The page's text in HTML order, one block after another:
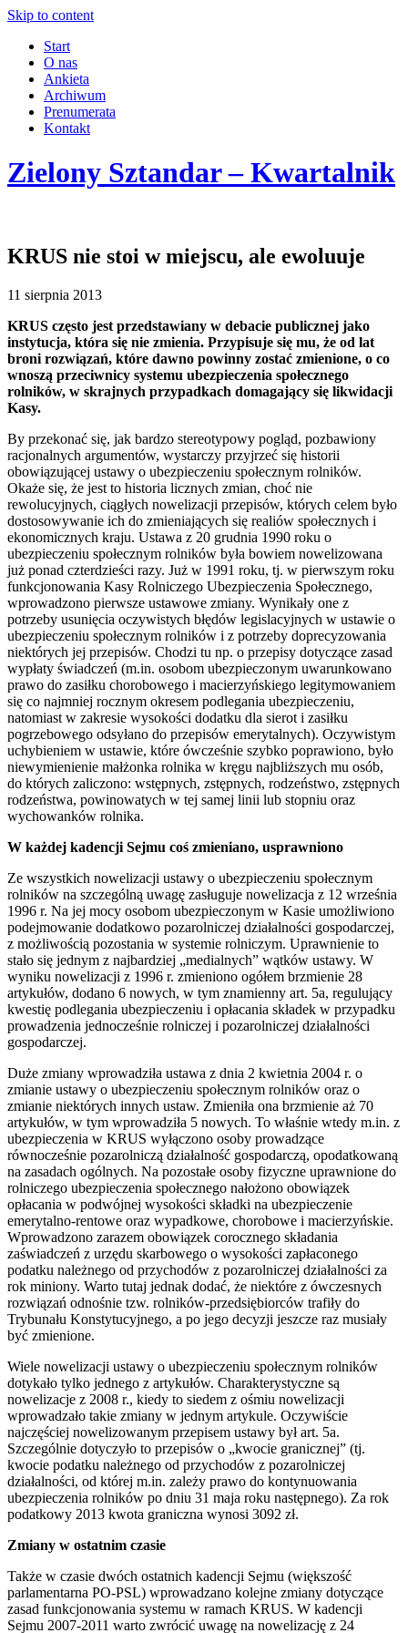
Skip to content
Start
O nas
Ankieta
Archiwum
Prenumerata
Kontakt
Zielony Sztandar – Kwartalnik
KRUS nie stoi w miejscu, ale ewoluuje
11 sierpnia 2013
KRUS często jest przedstawiany w debacie publicznej jako
instytucja, która się nie zmienia. Przypisuje się mu, że od lat
broni rozwiązań, które dawno powinny zostać zmienione, o co
wnoszą przeciwnicy systemu ubezpieczenia społecznego
rolników, w skrajnych przypadkach domagający się likwidacji
Kasy.
By przekonać się, jak bardzo stereotypowy pogląd, pozbawiony
racjonalnych argumentów, wystarczy przyjrzeć się historii
obowiązującej ustawy o ubezpieczeniu społecznym rolników.
Okaże się, że jest to historia licznych zmian, choć nie
rewolucyjnych, ciągłych nowelizacji przepisów, których celem było
dostosowywanie ich do zmieniających się realiów społecznych i
ekonomicznych kraju. Ustawa z 20 grudnia 1990 roku o
ubezpieczeniu społecznym rolników była bowiem nowelizowana
już ponad czterdzieści razy. Już w 1991 roku, tj. w pierwszym roku
funkcjonowania Kasy Rolniczego Ubezpieczenia Społecznego,
wprowadzono pierwsze ustawowe zmiany. Wynikały one z
potrzeby usunięcia oczywistych błędów legislacyjnych w ustawie o
ubezpieczeniu społecznym rolników i z potrzeby doprecyzowania
niektórych jej przepisów. Chodzi tu np. o przepisy dotyczące zasad
wypłaty świadczeń (m.in. osobom ubezpieczonym uwarunkowano
prawo do zasiłku chorobowego i macierzyńskiego legitymowaniem
się co najmniej rocznym okresem podlegania ubezpieczeniu,
natomiast w zakresie wysokości dodatku dla sierot i zasiłku
pogrzebowego odsyłano do przepisów emerytalnych). Oczywistym
uchybieniem w ustawie, które ówcześnie szybko poprawiono, było
niewymienienie małżonka rolnika w kręgu najbliższych mu osób,
do których zaliczono: wstępnych, zstępnych, rodzeństwo, zstępnych
rodzeństwa, powinowatych w tej samej linii lub stopniu oraz
wychowanków rolnika.
W każdej kadencji Sejmu coś zmieniano, usprawniono
Ze wszystkich nowelizacji ustawy o ubezpieczeniu społecznym
rolników na szczególną uwagę zasługuje nowelizacja z 12 września
1996 r. Na jej mocy osobom ubezpieczonym w Kasie umożliwiono
podejmowanie dodatkowo pozarolniczej działalności gospodarczej,
z możliwością pozostania w systemie rolniczym. Uprawnienie to
stało się jednym z najbardziej „medialnych” wątków ustawy. W
wyniku nowelizacji z 1996 r. zmieniono ogółem brzmienie 28
artykułów, dodano 6 nowych, w tym znamienny art. 5a, regulujący
kwestię podlegania ubezpieczeniu i opłacania składek w przypadku
prowadzenia jednocześnie rolniczej i pozarolniczej działalności
gospodarczej.
Duże zmiany wprowadziła ustawa z dnia 2 kwietnia 2004 r. o
zmianie ustawy o ubezpieczeniu społecznym rolników oraz o
zmianie niektórych innych ustaw. Zmieniła ona brzmienie aż 70
artykułów, w tym wprowadziła 5 nowych. To właśnie wtedy m.in. z
ubezpieczenia w KRUS wyłączono osoby prowadzące
równocześnie pozarolniczą działalność gospodarczą, opodatkowaną
na zasadach ogólnych. Na pozostałe osoby fizyczne uprawnione do
rolniczego ubezpieczenia społecznego nałożono obowiązek
opłacania w podwójnej wysokości składki na ubezpieczenie
emerytalno-rentowe oraz wypadkowe, chorobowe i macierzyńskie.
Wprowadzono zarazem obowiązek corocznego składania
zaświadczeń z urzędu skarbowego o wysokości zapłaconego
podatku należnego od przychodów z pozarolniczej działalności za
rok miniony. Warto tutaj jednak dodać, że niektóre z ówczesnych
rozwiązań odnośnie tzw. rolników-przedsiębiorców trafiły do
Trybunału Konstytucyjnego, a po jego decyzji jeszcze raz musiały
być zmienione.
Wiele nowelizacji ustawy o ubezpieczeniu społecznym rolników
dotykało tylko jednego z artykułów. Charakterystyczne są
nowelizacje z 2008 r., kiedy to siedem z ośmiu nowelizacji
wprowadzało takie zmiany w jednym artykule. Oczywiście
najczęściej nowelizowanym przepisem ustawy był art. 5a.
Szczególnie dotyczyło to przepisów o „kwocie granicznej” (tj.
kwocie podatku należnego od przychodów z pozarolniczej
działalności, od której m.in. zależy prawo do kontynuowania
ubezpieczenia rolników po dniu 31 maja roku następnego). Za rok
podatkowy 2013 kwota graniczna wynosi 3092 zł.
Zmiany w ostatnim czasie
Także w czasie dwóch ostatnich kadencji Sejmu (większość
parlamentarna PO-PSL) wprowadzano kolejne zmiany dotyczące
zasad funkcjonowania systemu w ramach KRUS. W kadencji
Sejmu 2007-2011 warto zwrócić uwagę na nowelizację z 24